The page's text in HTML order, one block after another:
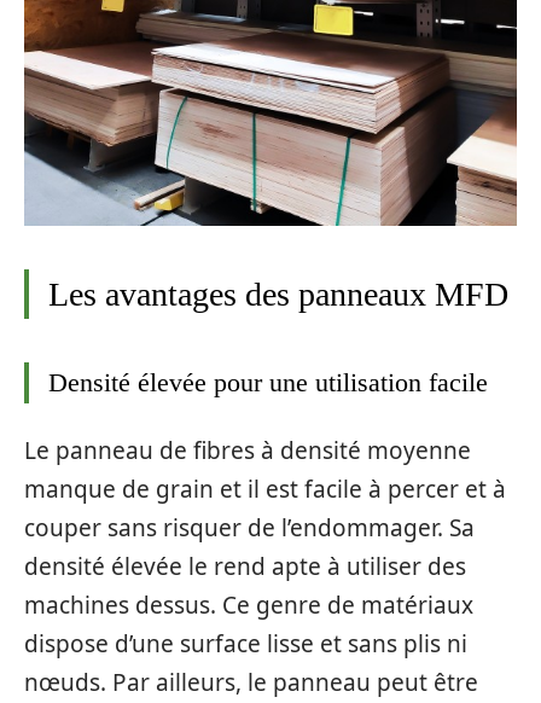
Les avantages des panneaux MFD
Densité élevée pour une utilisation facile
Le panneau de fibres à densité moyenne
manque de grain et il est facile à percer et à
couper sans risquer de l’endommager. Sa
densité élevée le rend apte à utiliser des
machines dessus. Ce genre de matériaux
dispose d’une surface lisse et sans plis ni
nœuds. Par ailleurs, le panneau peut être